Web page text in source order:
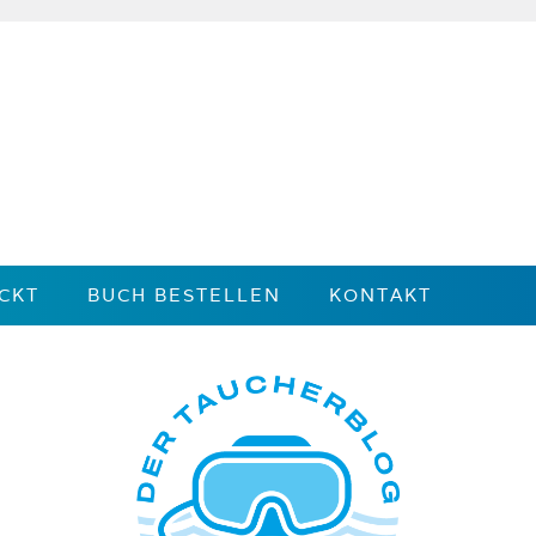
BUCH BESTELLEN KONTAKT